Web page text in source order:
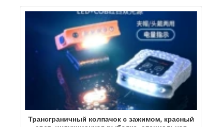
Трансграничный колпачок с зажимом, красный